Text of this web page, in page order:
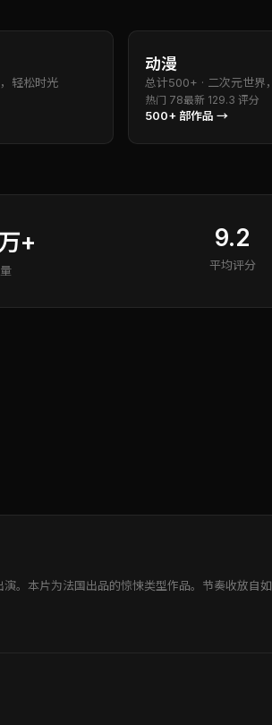
轻松时光
动漫
总计500+ · 二次元世界
热门 78最新 129.3 评分
500+ 部作品 →
+ 9.2
平均评分
。本片为法国出品的惊悚类型作品。节奏收放自